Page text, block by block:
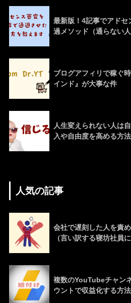
最新版！4記事でアドセ
過メソッド（通らない人
ブログアフィリで稼ぐ
インド』が大事な件
人生変えられない人は
入や自由度を高める方法
人気の記事
会社で遅刻した人を責
（言い訳する寝坊社員
複数のYouTubeチャン
ウントで収益化する方